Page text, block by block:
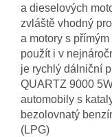
a dieselových
zvláště vhodný
a motory s
použít i v
je rychlý dálniční
QUARTZ 9000
automobily s
bezolovnatý
(LPG)